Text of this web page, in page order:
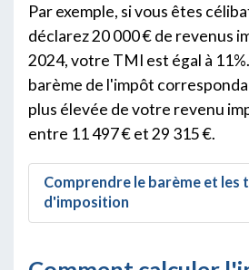
Par exemple, si vous êtes
déclarez 20 000 € de revenus
2024, votre TMI est égal à
barème de l'impôt
plus élevée de votre revenu
entre 11 497 € et 29 315 €.
Comprendre le barème et les
d'imposition